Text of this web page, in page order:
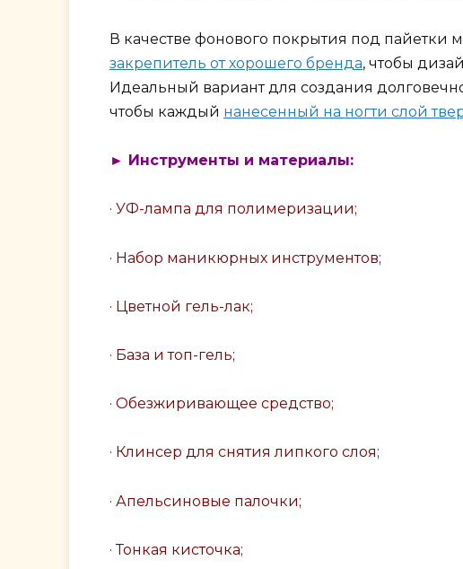
В качестве фонового покрытия под пайетки
закрепитель от хорошего бренда, чтобы
Идеальный вариант для создания
чтобы каждый нанесенный на ногти слой
► Инструменты и материалы:
· УФ-лампа для полимеризации;
· Набор маникюрных инструментов;
· Цветной гель-лак;
· База и топ-гель;
· Обезжиривающее средство;
· Клинсер для снятия липкого слоя;
· Апельсиновые палочки;
· Тонкая кисточка;